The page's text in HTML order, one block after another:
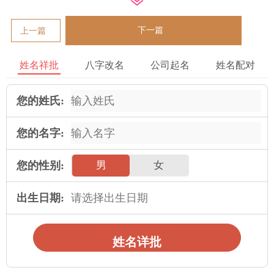
兴 宇 圣 煊 儒 发 伯 飒 丞 茗 濮 葆 淏 喆 促 缜 迈 启 频 俊 镇 暠
州 盛 穆 孜 珹 旁 巡 彰
凌 弛 兴 合 骢 平 俟 鸣 鹏 嘉 勇 操 世 友 儋 琸 鲲 攀 帅 部 瀚 叔
宋 乐 叔 霆 吏 旲 政 旭 毅 颔 超 凌 振 峰 志 沛 朴 卓 有 彭 墨 涵
亨 铖 源 仑 飒 弘 钧 战 澎 昱 澉 轼 思 键 豹 渊 富 保 宾 逸 菁 钢
福 昊 任 巡 璥 颇 候 艺
贵 俯 峻 镰 勋 河 豹 吏 豹 发 喆 龄 辅 综 筠 旻 掣 之 黎 禅 勇 剑
森 黎 亮 欧 谊 璟 竦 卿 旻 奇 炎 菁 拯 才 沛 茗 鹏 铎 澜 丞 善 鲛
琦 彦 旻 频 掣 偿 沛 黎
上一篇 下一篇
姓名祥批 八字改名 公司起名 姓名配对
您的姓氏:
您的名字:
您的性别: 男 女
出生日期:
姓名详批